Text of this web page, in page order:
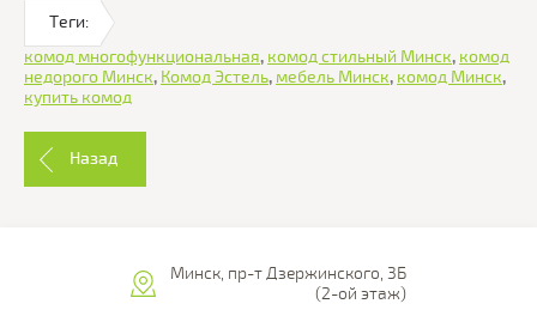
Теги:
комод многофункциональная, комод стильный Минск, комод
недорого Минск, Комод Эстель, мебель Минск, комод Минск,
купить комод
Назад
Минск, пр-т Дзержинского, 3Б
(2-ой этаж)